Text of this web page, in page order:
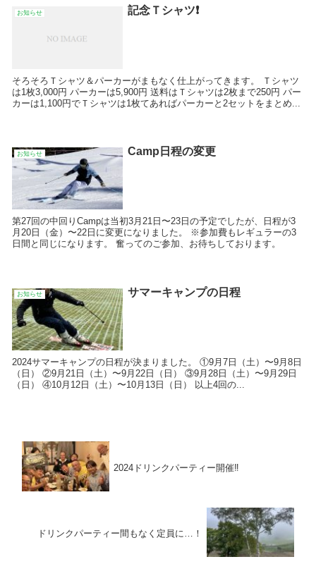
お知らせ 記念Ｔシャツ❗️
そろそろＴシャツ＆パーカーがまもなく仕上がってきます。 Ｔシャツ
は1枚3,000円 パーカーは5,900円 送料はＴシャツは2枚まで250円 パー
カーは1,100円でＴシャツは1枚てあればパーカーと2セットをまとめ...
お知らせ Camp日程の変更
第27回の中回りCampは当初3月21日〜23日の予定でしたが、日程が3
月20日（金）〜22日に変更になりました。 ※参加費もレギュラーの3
日間と同じになります。 奮ってのご参加、お待ちしております。
お知らせ サマーキャンプの日程
2024サマーキャンプの日程が決まりました。 ①9月7日（土）〜9月8日
（日） ②9月21日（土）〜9月22日（日） ③9月28日（土）〜9月29日
（日） ④10月12日（土）〜10月13日（日） 以上4回の...
2024ドリンクパーティー開催‼️
ドリンクパーティー間もなく定員に…！